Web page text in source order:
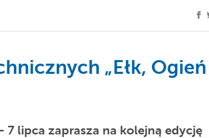
„Ełk, Ogień
lipca zaprasza na kolejną edycję